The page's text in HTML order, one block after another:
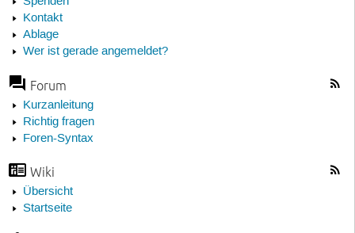
Kontakt
Ablage
Wer ist gerade angemeldet?
Forum
Kurzanleitung
Richtig fragen
Foren-Syntax
Wiki
Übersicht
Startseite